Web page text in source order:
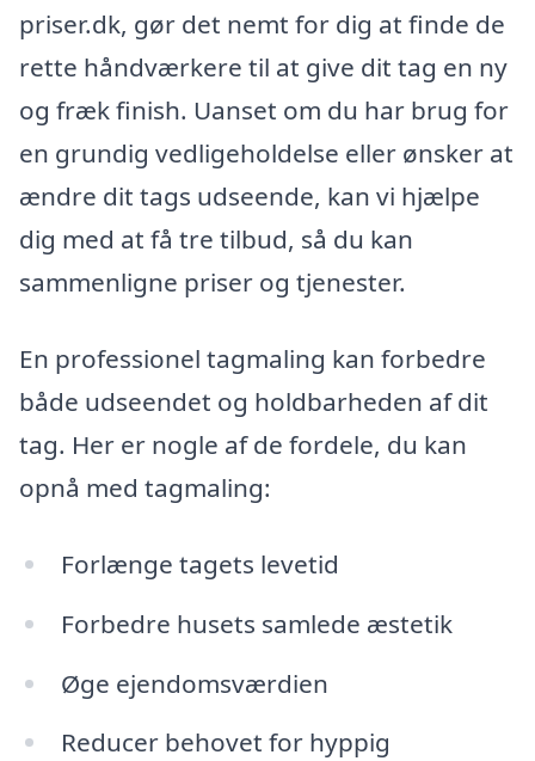
priser.dk, gør det nemt for dig at finde de
rette håndværkere til at give dit tag en ny
og fræk finish. Uanset om du har brug for
en grundig vedligeholdelse eller ønsker at
ændre dit tags udseende, kan vi hjælpe
dig med at få tre tilbud, så du kan
sammenligne priser og tjenester.
En professionel tagmaling kan forbedre
både udseendet og holdbarheden af dit
tag. Her er nogle af de fordele, du kan
opnå med tagmaling:
Forlænge tagets levetid
Forbedre husets samlede æstetik
Øge ejendomsværdien
Reducer behovet for hyppig